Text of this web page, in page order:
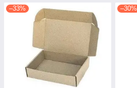
–33% –30%